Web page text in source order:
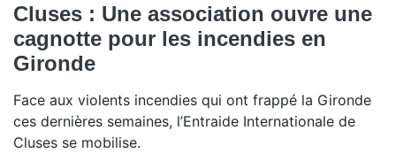
Cluses : Une association ouvre une
cagnotte pour les incendies en
Gironde
Face aux violents incendies qui ont frappé la Gironde
ces dernières semaines, l’Entraide Internationale de
Cluses se mobilise.